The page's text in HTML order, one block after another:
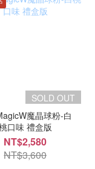
SOLD OUT
魔晶球粉-白
口味 禮盒版
NT$2,580
NT$3,600